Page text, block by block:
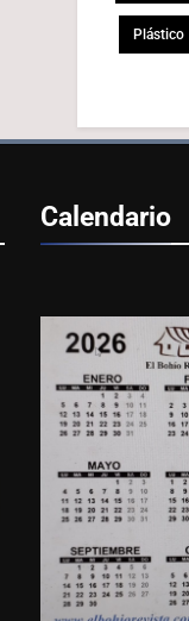
Plástico
Calendario